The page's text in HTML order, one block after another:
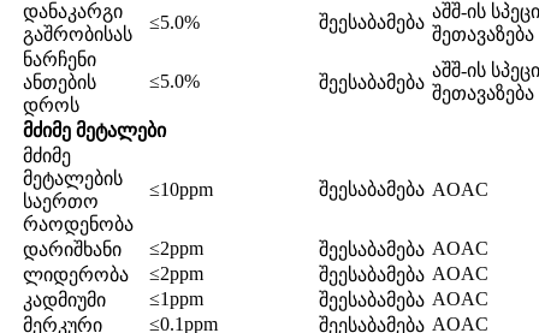
დანაკარგი
გაშრობისას
≤5.0% შეესაბამება
აშშ-ის
შეთავაზება
ნარჩენი
ანთების
დროს
≤5.0% შეესაბამება
აშშ-ის
შეთავაზება
მძიმე მეტალები
მძიმე
მეტალების
საერთო
რაოდენობა
≤10ppm შეესაბამება AOAC
დარიშხანი ≤2ppm შეესაბამება AOAC
ლიდერობა
≤2ppm შეესაბამება AOAC
კადმიუმი
≤1ppm შეესაბამება AOAC
მერკური
≤0.1ppm შეესაბამება AOAC